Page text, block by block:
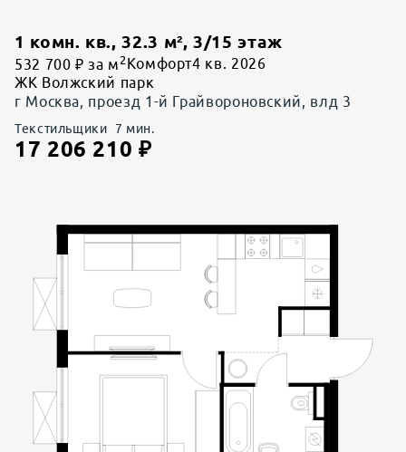
1 комн. кв., 32.3 м²,3/15 этаж
532 700 ₽ за м 2 Комфорт4 кв. 2026
ЖК Волжский парк
г Москва, проезд 1-й Грайвороновский, влд 3
Текстильщики 7 мин.
17 206 210 ₽